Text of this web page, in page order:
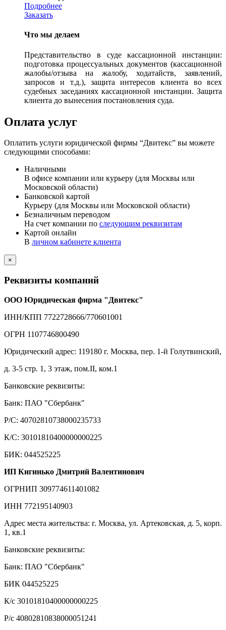
Подробнее
Заказать
Что мы делаем
Представительство в суде кассационной инстанции:
подготовка процессуальных документов (кассационной
жалобы/отзыва на жалобу, ходатайств, заявлений,
запросов и т.д.), защита интересов клиента во всех
судебных заседаниях кассационной инстанции. Защита
клиента до вынесения постановления суда.
Оплата услуг
Оплатить услуги юридической фирмы “Двитекс” вы можете
следующими способами:
Наличными
В офисе компании или курьеру (для Москвы или
Московской области)
Банковской картой
Курьеру (для Москвы или Московской области)
Безналичным переводом
На счет компании по следующим реквизитам
Картой онлайн
В личном кабинете клиента
×
Реквизиты компаний
ООО Юридическая фирма "Двитекс"
ИНН/КПП 7722728666/770601001
ОГРН 1107746800490
Юридический адрес: 119180 г. Москва, пер. 1-й Голутвинский,
д. 3-5 стр. 1, 3 этаж, пом.II, ком.1
Банковские реквизиты:
Банк: ПАО "Сбербанк"
Р/С: 40702810738000235733
К/С: 30101810400000000225
БИК: 044525225
ИП Кигинько Дмитрий Валентинович
ОГРНИП 309774611401082
ИНН 772195140903
Адрес места жительства: г. Москва, ул. Артековская, д. 5, корп.
1, кв.1
Банковские реквизиты:
Банк: ПАО "Сбербанк"
БИК 044525225
К/с 30101810400000000225
Р/с 40802810838000051241